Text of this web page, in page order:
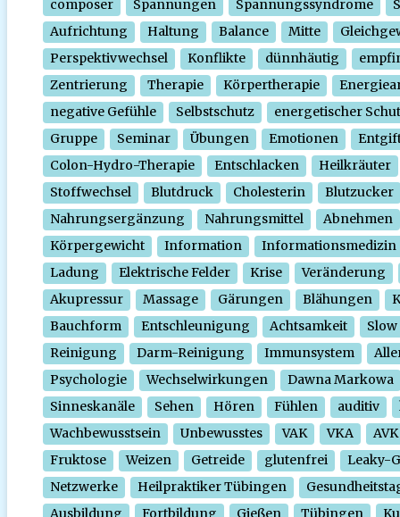
composer Spannungen Spannungssyndrome
Aufrichtung
Haltung Balance Mitte
Perspektivwechsel
Konflikte dünnhäutig
Zentrierung
Therapie Körpertherapie
negative Gefühle
Selbstschutz
energetischer
Gruppe
Seminar Übungen Emotionen
Colon-Hydro-Therapie
Entschlacken
Heilkräuter
Stoffwechsel
Blutdruck Cholesterin
Blutzucker
Nahrungsergänzung
Nahrungsmittel
Abnehmen
Körpergewicht
Information
Informationsmedizin
Ladung
Elektrische Felder Krise
Veränderung
Akupressur
Massage Gärungen Blähungen
Bauchform
Entschleunigung Achtsamkeit
Slow
Reinigung
Darm-Reinigung Immunsystem
Psychologie
Wechselwirkungen
Dawna Markowa
Sinneskanäle
Sehen Hören Fühlen auditiv
Wachbewusstsein
Unbewusstes VAK VKA
AVK
Fruktose
Weizen Getreide glutenfrei
Leaky-
Netzwerke
Heilpraktiker Tübingen
Ausbildung
Fortbildung Gießen Tübingen